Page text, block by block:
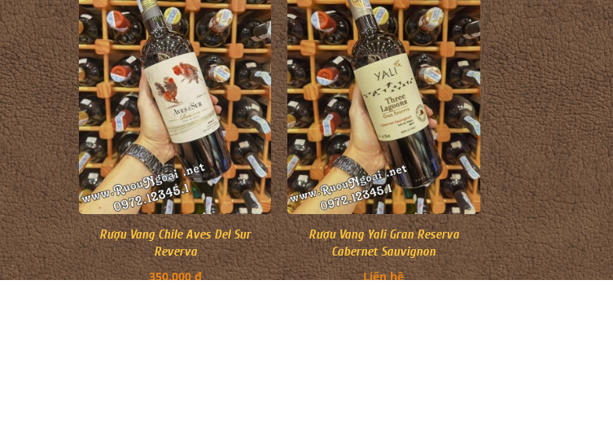
Rượu Vang Chile Aves Del Sur
Reverva
350.000 đ
Rượu Vang Yali Gran Reserva
Cabernet Sauvignon
Liên hệ